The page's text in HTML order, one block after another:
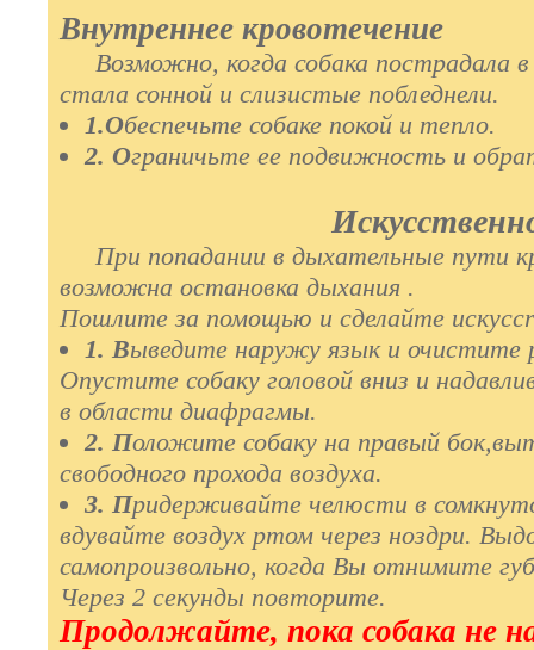
Внутреннее кровотечение
Возможно, когда собака пострадала в
стала сонной и слизистыe побледнели.
1.Обеспечьте собаке покой и тепло.
2. Ограничьте ее подвижность и
При попадании в дыхательные пути
возможна остановка дыхания .
Пошлите за помощью и сделайте
1. Выведите наружу язык и очистите
Опуcтите собаку головой вниз и
в области диафрагмы.
2. Положите собаку на правый
свободного прохода воздуха.
3. Придерживайте челюсти в
вдувайте воздух ртом через ноздри.
самопроизвольно, когда Вы отнимите
Через 2 секунды повторите.
Продолжайте, пока собака не